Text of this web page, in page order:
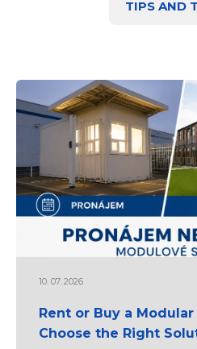
TIPS AND
10. 07. 2026
Rent or Buy a
Choose the Right